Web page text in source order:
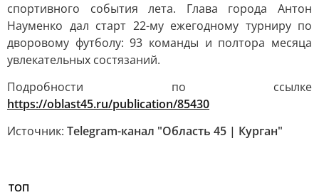
спортивного события лета. Глава города Антон
Науменко дал старт 22-му ежегодному турниру по
дворовому футболу: 93 команды и полтора месяца
увлекательных состязаний.
Подробности по ссылке
https://oblast45.ru/publication/85430
Источник: Telegram-канал "Область 45 | Курган"
ТОП